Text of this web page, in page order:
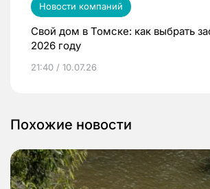
Новости компаний
Свой дом в Томске: как выбрать
2026 году
21:40 / 10.07.26
Похожие новости